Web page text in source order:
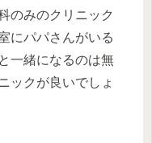
のみのクリニック
にパパさんがいる
一緒になるのは無
ックが良いでしょ